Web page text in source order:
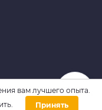
вам лучшего опыта.
Принять